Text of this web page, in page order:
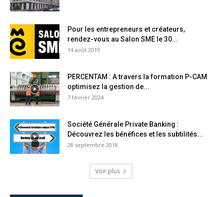
Pour les entrepreneurs et créateurs,
rendez-vous au Salon SME le 30...
14 août 2019
PERCENTAM : A travers la formation P-CAM
optimisez la gestion de...
7 février 2024
Société Générale Private Banking :
Découvrez les bénéfices et les subtilités...
28 septembre 2018
Voir plus